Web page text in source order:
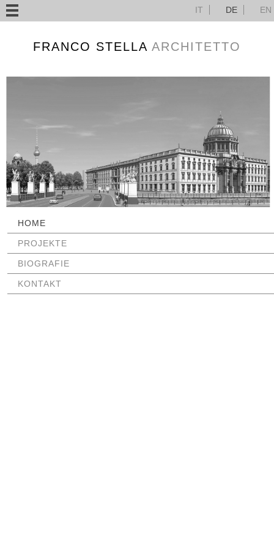
IT DE EN
FRANCO STELLA ARCHITETTO
NAVIGATION
ÜBERSPRINGEN
HOME
PROJEKTE
BIOGRAFIE
KONTAKT